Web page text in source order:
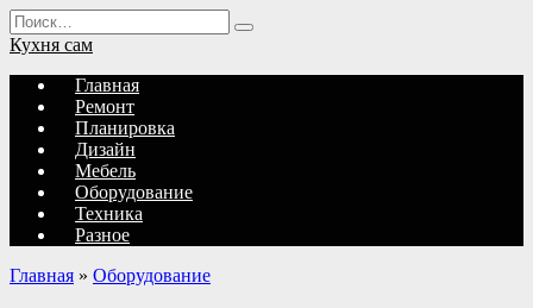
Перейти
к
содержанию
Search
for:
Кухня сам
Главная
Ремонт
Планировка
Дизайн
Мебель
Оборудование
Техника
Разное
Главная » Оборудование